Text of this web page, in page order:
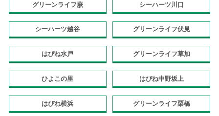
グリーンライフ蕨 シーハーツ川口
シーハーツ越谷 グリーンライフ伏見
はぴね水戸 グリーンライフ草加
ひよこの里 はぴね中野坂上
はぴね横浜 グリーンライフ栗橋